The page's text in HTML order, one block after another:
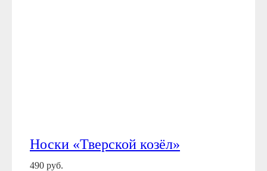
Носки «Тверской козёл»
490 руб.